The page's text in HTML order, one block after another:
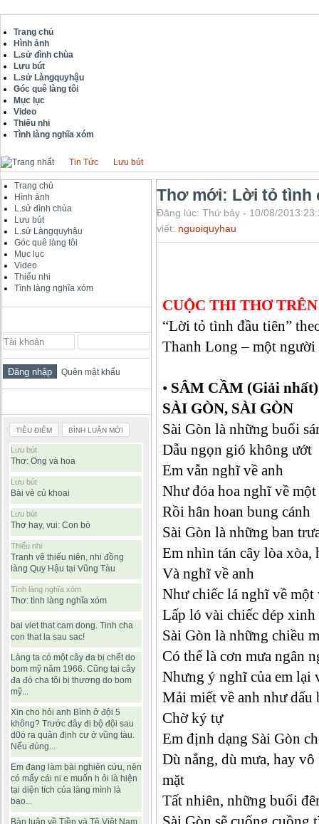
Trang chủ
Hình ảnh
L.sử đình chùa
Lưu bút
L.sử Làngquyhậu
Góc quê làng tôi
Mục lục
Video
Thiếu nhi
Tình làng nghĩa xóm
Tin Tức Lưu bút
Trang chủ
Hình ảnh
L.sử đình chùa
Lưu bút
L.sử Làngquyhậu
Góc quê làng tôi
Mục lục
Video
Thiếu nhi
Tình làng nghĩa xóm
Quên mật khẩu
TIÊU ĐIỂM BÌNH LUẬN MỚI
Lưu bút
Thơ: Ong và hoa
Lưu bút
Bài vè củ khoai
Lưu bút
Thơ hay, vui: Con bò
Thiếu nhi
Tranh vẽ thiếu niên, nhi đồng
làng Quy Hậu tại Vũng Tàu
Tình làng nghĩa xóm
Thơ: tình làng nghĩa xóm
bai viet that cam dong. Tinh cha
con that la sau sac!
Làng ta có một cây đa bị chết do
bom mỹ năm 1966. Cũng tại cây
đa đó cha tôi bị thương do bom
mỹ...
Xin cho hỏi anh Bình ở đội 5
không? Trước đây đi bộ đội sau
d0ó ra quân định cư ở vũng tàu.
Nếu đúng...
Em đang làm bài nghiên cứu, nên
có mấy cái ni e muốn h ỏi là hiện
tại diện tích của làng mình là
bao...
Bàn luận về Tiền và Tệ Việt Nam
Thơ mới: Lời tỏ tình
Đăng lúc: Thứ bảy - 10/08/2013
viết: nguoiquyhau
CUỘC THI THƠ
“Lời tỏ tình đầu tiên”
Thanh Long – một người
• SÂM CẦM (Giải nhất)
SÀI GÒN, SÀI GÒN
Sài Gòn là những buổi
Dẫu ngọn gió không ướt
Em vẫn nghĩ về anh
Như đóa hoa nghĩ về
Rồi hân hoan bung cánh
Sài Gòn là những ban
Em nhìn tán cây lòa xòa,
Và nghĩ về anh
Như chiếc lá nghĩ về một
Lấp ló vài chiếc dép xinh
Sài Gòn là những chiều
Có thể là cơn mưa ngân
Nhưng ý nghĩ của em lại
Mải miết về anh như
Chờ ký tự
Em định dạng Sài Gòn
Dù nắng, dù mưa, hay
mặt
Tất nhiên, những buổi